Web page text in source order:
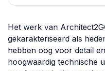
Het werk van
gekarakteriseerd als
hebben oog voor detail
hoogwaardig technische